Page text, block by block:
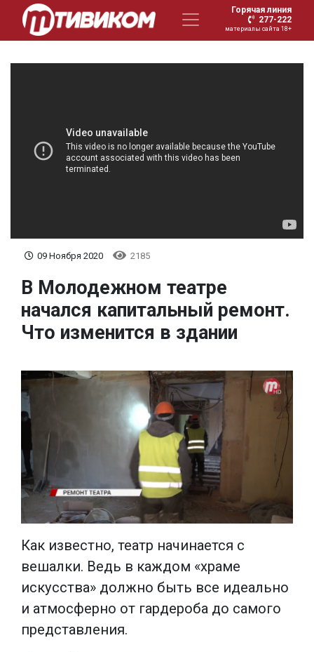
Горячая линия
277-222
материалы сайта 18+
09 Ноября 2020 2185
В Молодежном театре
начался капитальный ремонт.
Что изменится в здании
Как известно, театр начинается с
вешалки. Ведь в каждом «храме
искусства» должно быть все идеально
и атмосферно от гардероба до самого
представления.